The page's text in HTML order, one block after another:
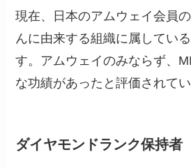
現在、日本のアムウェイ会員
んに由来する組織に属してい
す。アムウェイのみならず、
な功績があったと評価されてい
ダイヤモンドランク保持者